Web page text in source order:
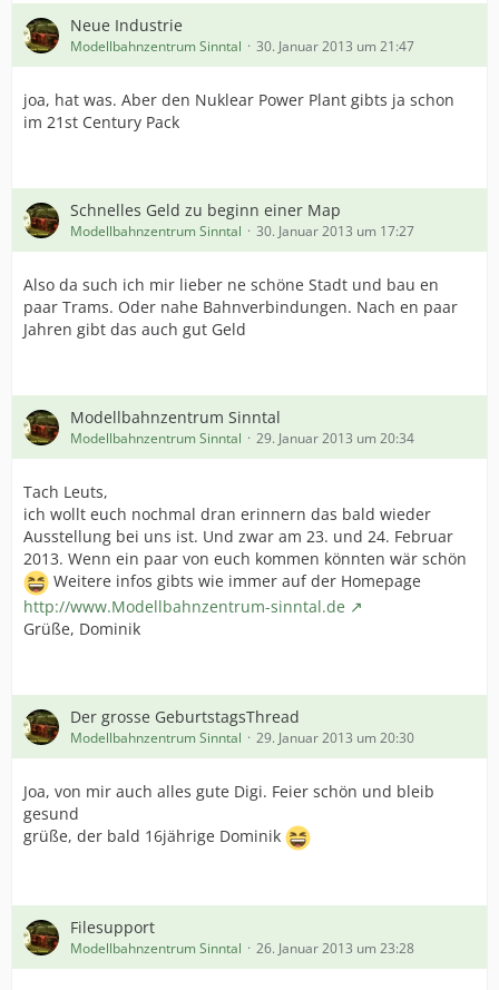
Neue Industrie
Modellbahnzentrum Sinntal 30. Januar 2013 um 21:47
joa, hat was. Aber den Nuklear Power Plant gibts ja schon
im 21st Century Pack
Schnelles Geld zu beginn einer Map
Modellbahnzentrum Sinntal 30. Januar 2013 um 17:27
Also da such ich mir lieber ne schöne Stadt und bau en
paar Trams. Oder nahe Bahnverbindungen. Nach en paar
Jahren gibt das auch gut Geld
Modellbahnzentrum Sinntal
Modellbahnzentrum Sinntal 29. Januar 2013 um 20:34
Tach Leuts,
ich wollt euch nochmal dran erinnern das bald wieder
Ausstellung bei uns ist. Und zwar am 23. und 24. Februar
2013. Wenn ein paar von euch kommen könnten wär schön
Weitere infos gibts wie immer auf der Homepage
http://www.Modellbahnzentrum-sinntal.de
Grüße, Dominik
Der grosse GeburtstagsThread
Modellbahnzentrum Sinntal 29. Januar 2013 um 20:30
Joa, von mir auch alles gute Digi. Feier schön und bleib
gesund
grüße, der bald 16jährige Dominik
Filesupport
Modellbahnzentrum Sinntal 26. Januar 2013 um 23:28